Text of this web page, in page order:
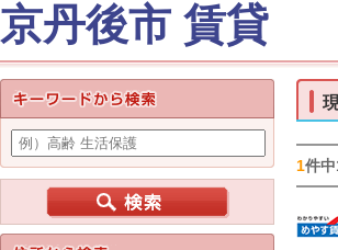
京丹後市 賃貸
1件